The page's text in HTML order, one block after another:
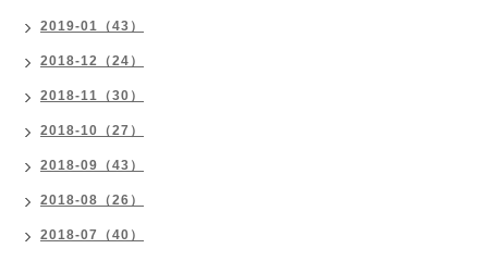
2019-01（43）
2018-12（24）
2018-11（30）
2018-10（27）
2018-09（43）
2018-08（26）
2018-07（40）